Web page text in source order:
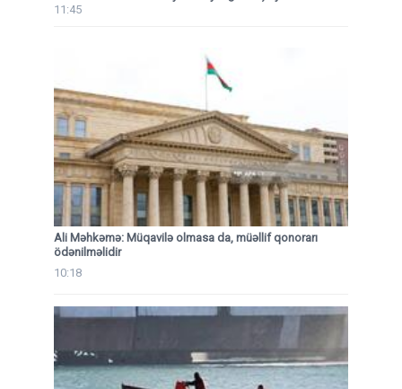
11:45
Ali Məhkəmə: Müqavilə olmasa da, müəllif qonorarı
ödənilməlidir
10:18